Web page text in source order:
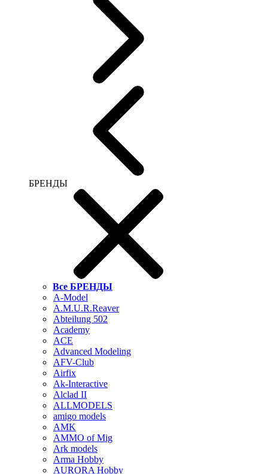
БРЕНДЫ
Все БРЕНДЫ
A-Model
A.M.U.R.Reaver
Abteilung 502
Academy
ACE
Advanced Modeling
AFV-Club
Airfix
Ak-Interactive
Alclad II
ALLMODELS
amigo models
AMK
AMMO of Mig
Ark models
Arma Hobby
AURORA Hobby